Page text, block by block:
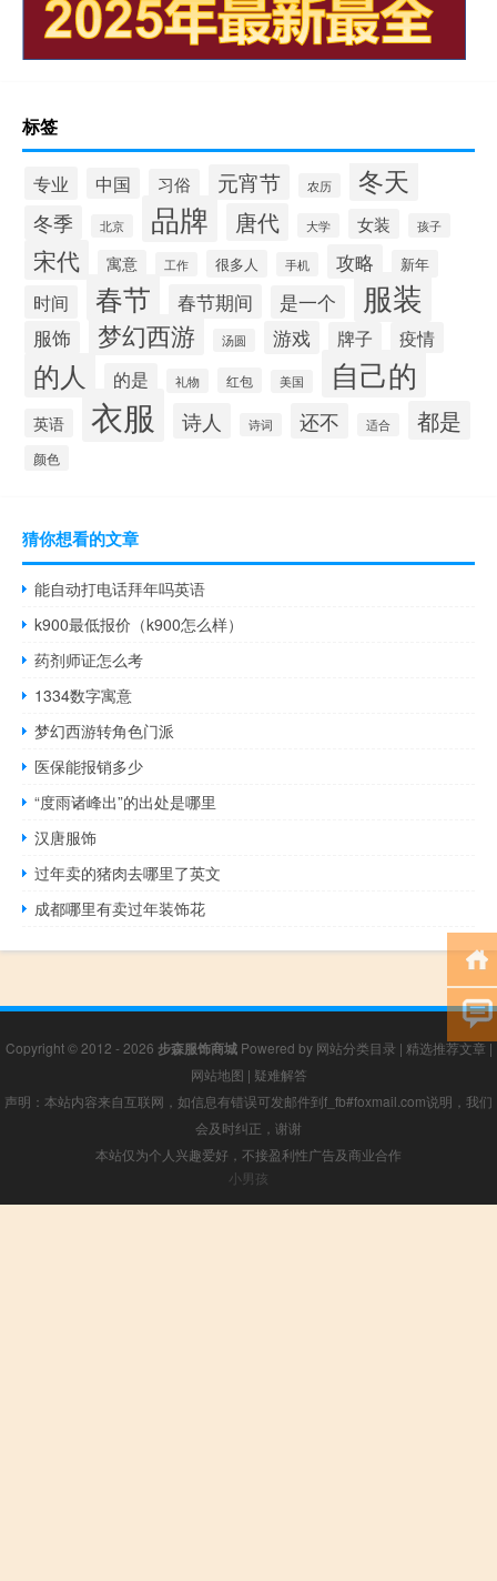
标签
专业 中国 习俗 元宵节 农历 冬天
冬季 北京 品牌 唐代 大学 女装 孩子
宋代 寓意 工作 很多人 手机 攻略 新年
时间 春节 春节期间 是一个 服装
服饰 梦幻西游 汤圆 游戏 牌子 疫情
的人 的是 礼物 红包 美国 自己的
英语 衣服 诗人 诗词 还不 适合 都是
颜色
猜你想看的文章
能自动打电话拜年吗英语
k900最低报价（k900怎么样）
药剂师证怎么考
1334数字寓意
梦幻西游转角色门派
医保能报销多少
“度雨诸峰出”的出处是哪里
汉唐服饰
过年卖的猪肉去哪里了英文
成都哪里有卖过年装饰花
Copyright © 2012 - 2026 步森服饰商城Powered by 网站分类目录 | 精选推荐文章|
网站地图 | 疑难解答
声明：本站内容来自互联网，如信息有错误可发邮件到f_fb#foxmail.com说明，我们
会及时纠正，谢谢
本站仅为个人兴趣爱好，不接盈利性广告及商业合作
小男孩